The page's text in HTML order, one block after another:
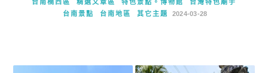
台南楠西區 精選文章區 特色景點。博物館
台灣特色廟宇
台南景點
台南地區 其它主題 2024-03-28